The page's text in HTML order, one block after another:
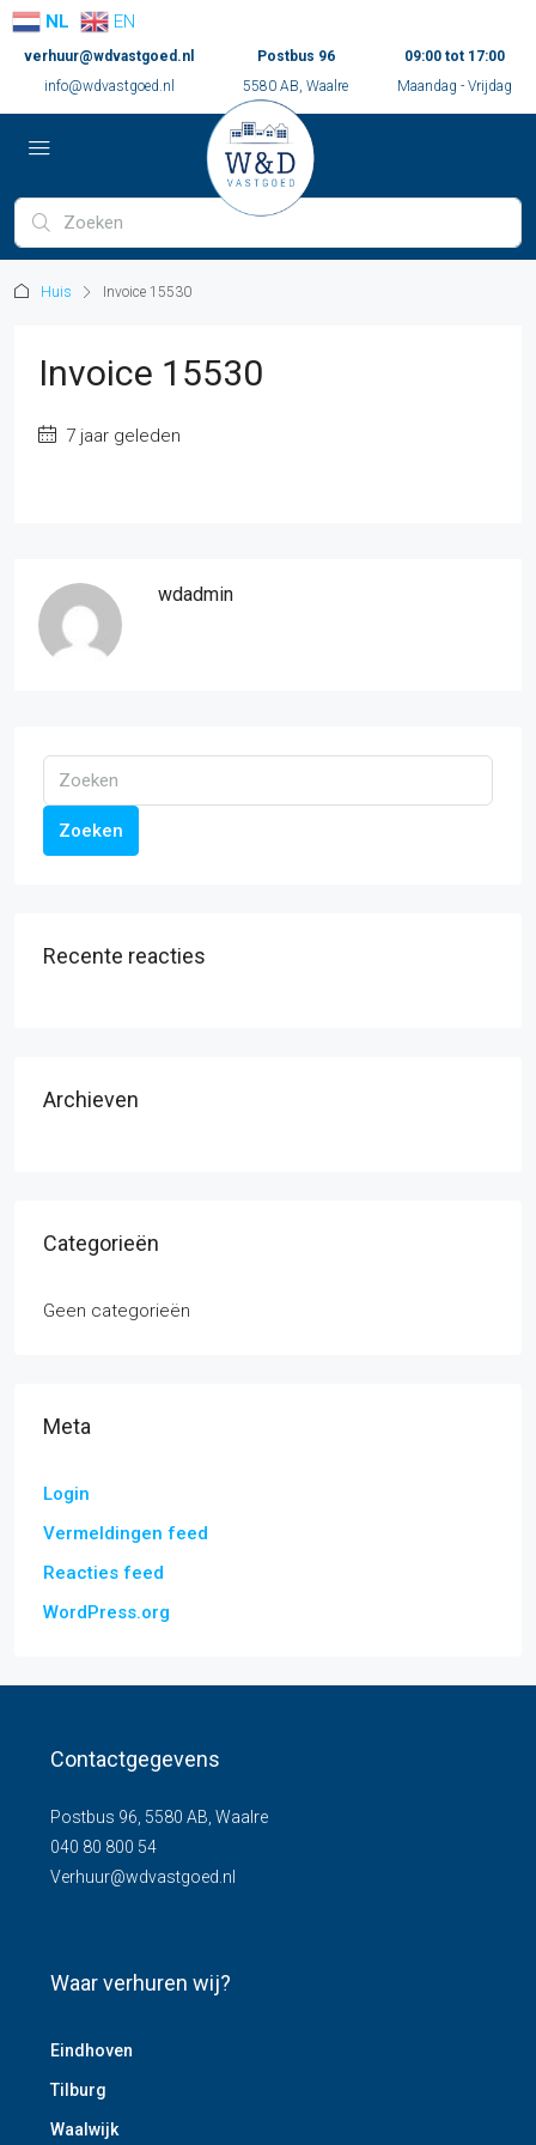
verhuur@wdvastgoed.nl
info@wdvastgoed.nl
Postbus 96
5580 AB, Waalre
09:00 tot 17:00
Maandag - Vrijdag
Huis Invoice 15530
Invoice 15530
7 jaar geleden
wdadmin
Zoeken
Recente reacties
Archieven
Categorieën
Geen categorieën
Meta
Login
Vermeldingen feed
Reacties feed
WordPress.org
Contactgegevens
Postbus 96, 5580 AB, Waalre
040 80 800 54
Verhuur@wdvastgoed.nl
Waar verhuren wij?
Eindhoven
Tilburg
Waalwijk
NL EN